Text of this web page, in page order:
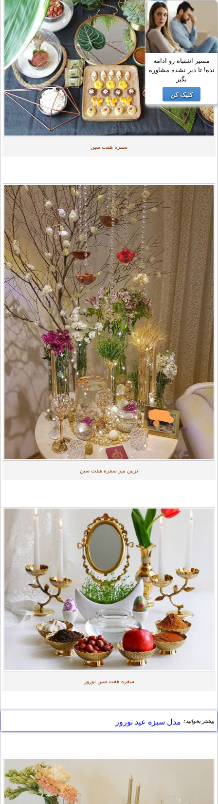
سفره هفت سین
تزیین میز سفره هفت سین
سفره هفت سین نوروز
بیشتر بخوانید: مدل سبزه عید نوروز
مسیر اشتباه رو ادامه
نده! تا دیر نشده مشاوره
بگیر
کلیک کن